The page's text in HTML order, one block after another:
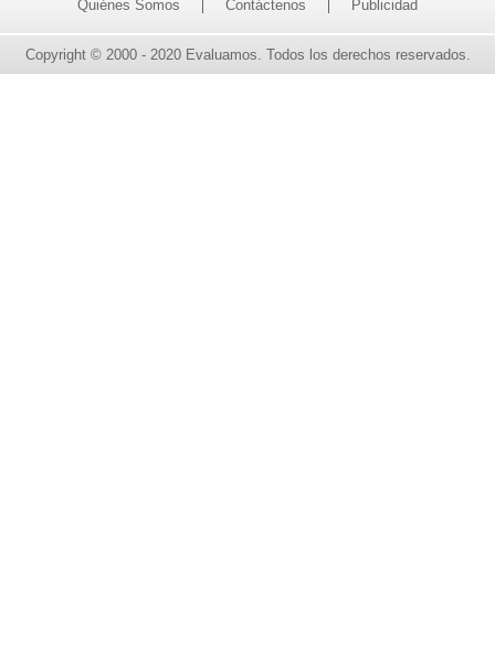
Quiénes Somos Contáctenos Publicidad
Copyright © 2000 - 2020 Evaluamos. Todos los derechos reservados.